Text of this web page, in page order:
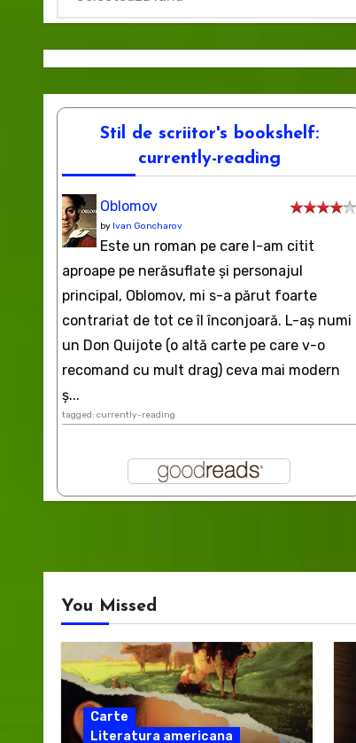
Stil de scriitor's bookshelf:
currently-reading
Oblomov
by Ivan Goncharov
Este un roman pe care l-am citit
aproape pe nerăsuflate şi personajul
principal, Oblomov, mi s-a părut foarte
contrariat de tot ce îl înconjoară. L-aş numi
un Don Quijote (o altă carte pe care v-o
recomand cu mult drag) ceva mai modern
ș...
tagged: currently-reading
You Missed
Carte
Literatura americana